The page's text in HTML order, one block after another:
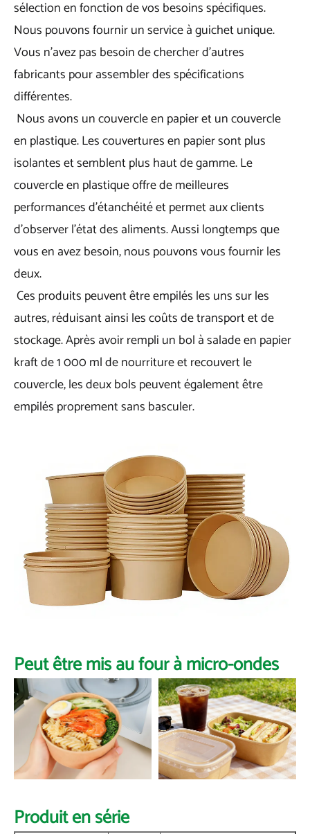
sélection en fonction de vos besoins spécifiques.
Nous pouvons fournir un service à guichet unique.
Vous n'avez pas besoin de chercher d'autres
fabricants pour assembler des spécifications
différentes.
Nous avons un couvercle en papier et un couvercle
en plastique. Les couvertures en papier sont plus
isolantes et semblent plus haut de gamme. Le
couvercle en plastique offre de meilleures
performances d'étanchéité et permet aux clients
d'observer l'état des aliments. Aussi longtemps que
vous en avez besoin, nous pouvons vous fournir les
deux.
Ces produits peuvent être empilés les uns sur les
autres, réduisant ainsi les coûts de transport et de
stockage. Après avoir rempli un bol à salade en papier
kraft de 1 000 ml de nourriture et recouvert le
couvercle, les deux bols peuvent également être
empilés proprement sans basculer.
Peut être mis au four à micro-ondes
Produit en série